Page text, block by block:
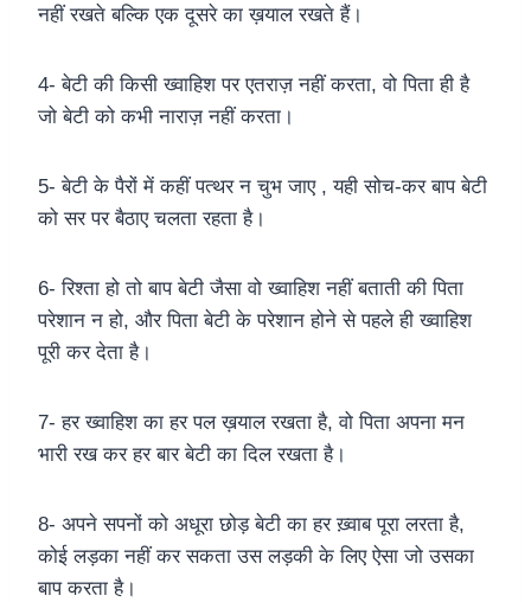
नहीं रखते बल्कि एक दूसरे का ख़याल रखते हैं।
4- बेटी की किसी ख्वाहिश पर एतराज़ नहीं करता, वो पिता ही है
जो बेटी को कभी नाराज़ नहीं करता।
5- बेटी के पैरों में कहीं पत्थर न चुभ जाए , यही सोच-कर बाप बेटी
को सर पर बैठाए चलता रहता है।
6- रिश्ता हो तो बाप बेटी जैसा वो ख्वाहिश नहीं बताती की पिता
परेशान न हो, और पिता बेटी के परेशान होने से पहले ही ख्वाहिश
पूरी कर देता है।
7- हर ख्वाहिश का हर पल ख़याल रखता है, वो पिता अपना मन
भारी रख कर हर बार बेटी का दिल रखता है।
8- अपने सपनों को अधूरा छोड़ बेटी का हर ख़्वाब पूरा लरता है,
कोई लड़का नहीं कर सकता उस लड़की के लिए ऐसा जो उसका
बाप करता है।